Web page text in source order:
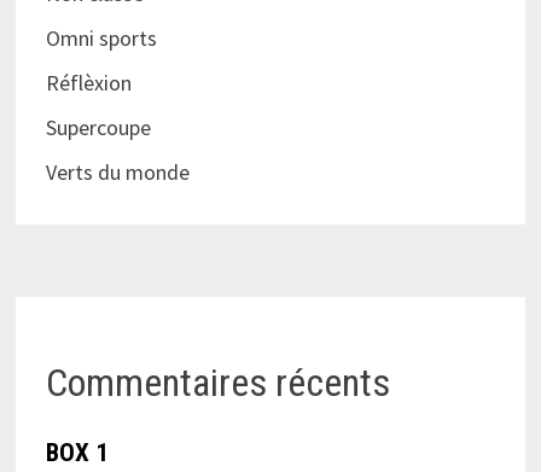
Omni sports
Réflèxion
Supercoupe
Verts du monde
Commentaires récents
BOX 1